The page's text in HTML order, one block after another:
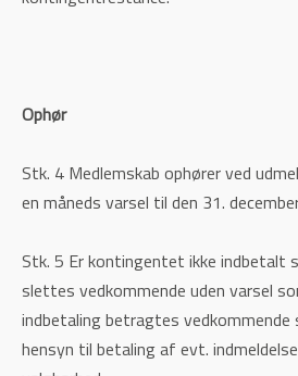
Ophør
Stk. 4 Medlemskab ophører ved
en måneds varsel til den 31.
Stk. 5 Er kontingentet ikke indbetalt
slettes vedkommende uden varsel
indbetaling betragtes
hensyn til betaling af evt.